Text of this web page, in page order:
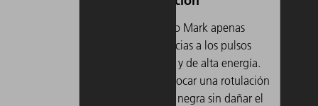
La serie TruMicro Mark apenas
aporta calor gracias a los pulsos
láser ultracortos y de alta energía.
Esto permite colocar una rotulación
completamente negra sin dañar el